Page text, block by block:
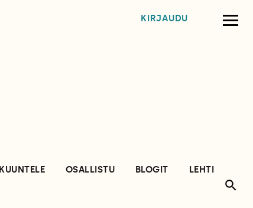
KIRJAUDU
KUUNTELE OSALLISTU BLOGIT
LEHTI